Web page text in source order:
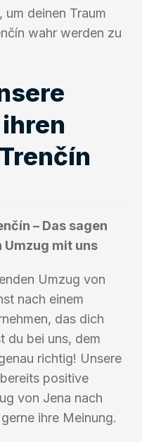
um deinen Traum
wahr werden zu
– Das sagen
Umzug mit uns
Umzug von
nach einem
das dich
du bei uns, dem
richtig! Unsere
positive
von Jena nach
ihre Meinung.